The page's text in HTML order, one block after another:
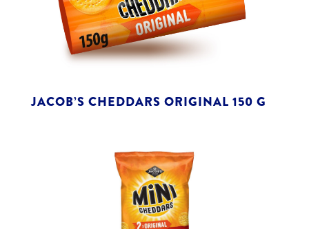
JACOB’S CHEDDARS ORIGINAL 150 G